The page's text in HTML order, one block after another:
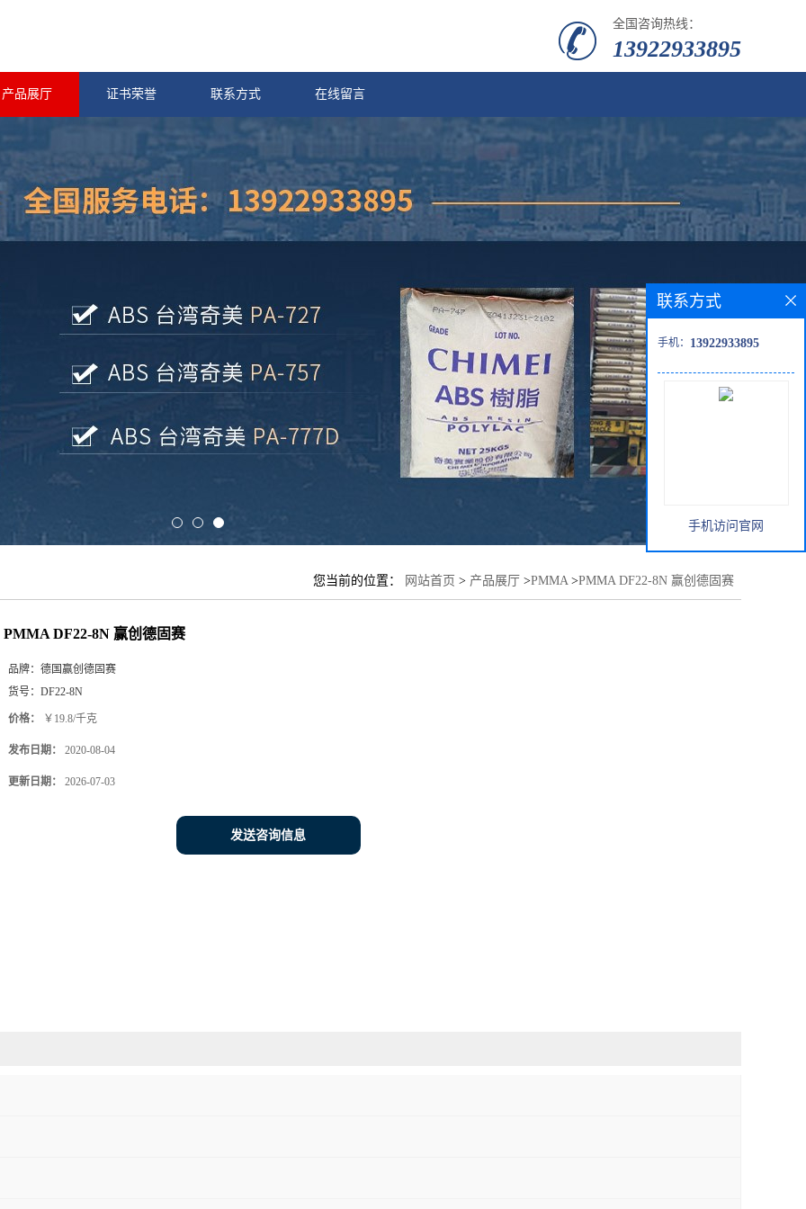
全国咨询热线：
13922933895
产品展厅 证书荣誉 联系方式 在线留言
您当前的位置： 网站首页 > 产品展厅 >PMMA >PMMA DF22-8N 赢创德固赛
PMMA DF22-8N 赢创德固赛
品牌： 德国赢创德固赛
货号： DF22-8N
价格： ￥19.8/千克
发布日期： 2020-08-04
更新日期： 2026-07-03
发送咨询信息
联系方式
手机： 13922933895
手机访问官网